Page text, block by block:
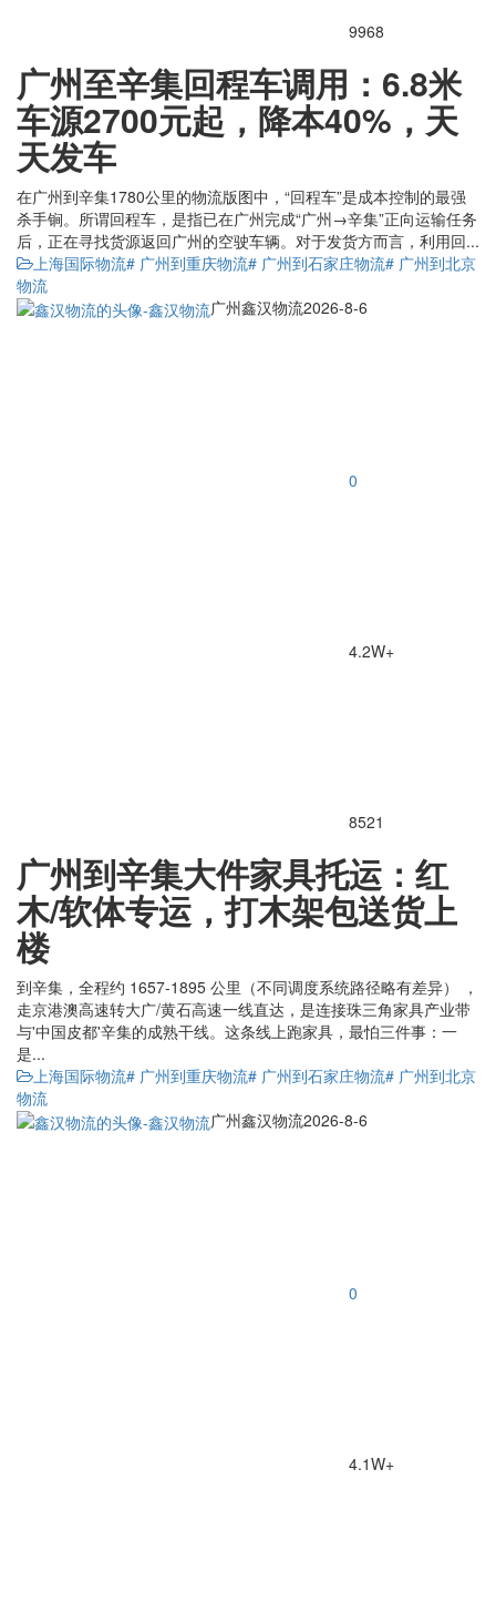
9968
广州至辛集回程车调用：6.8米
车源2700元起，降本40%，天
天发车
在广州到辛集1780公里的物流版图中，“回程车”是成本控制的最强
杀手锏。所谓回程车，是指已在广州完成“广州→辛集”正向运输任务
后，正在寻找货源返回广州的空驶车辆。对于发货方而言，利用回...
上海国际物流# 广州到重庆物流# 广州到石家庄物流# 广州到北京
物流
广州鑫汉物流2026-8-6
0
4.2W+
8521
广州到辛集大件家具托运：红
木/软体专运，打木架包送货上
楼
到辛集，全程约 1657-1895 公里（不同调度系统路径略有差异） ，
走京港澳高速转大广/黄石高速一线直达，是连接珠三角家具产业带
与'中国皮都'辛集的成熟干线。这条线上跑家具，最怕三件事：一
是...
上海国际物流# 广州到重庆物流# 广州到石家庄物流# 广州到北京
物流
广州鑫汉物流2026-8-6
0
4.1W+